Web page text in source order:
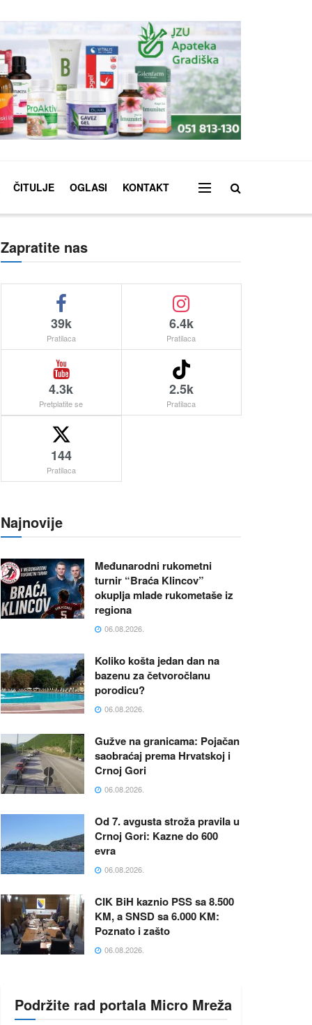
ČITULJE OGLASI KONTAKT
Zapratite nas
39k
Pratilaca
6.4k
Pratilaca
4.3k
Pretplatite se
2.5k
Pratilaca
144
Pratilaca
Najnovije
Međunarodni rukometni
turnir “Braća Klincov”
okuplja mlade rukometaše iz
regiona
06.08.2026.
Koliko košta jedan dan na
bazenu za četvoročlanu
porodicu?
06.08.2026.
Gužve na granicama: Pojačan
saobraćaj prema Hrvatskoj i
Crnoj Gori
06.08.2026.
Od 7. avgusta stroža pravila u
Crnoj Gori: Kazne do 600
evra
06.08.2026.
CIK BiH kaznio PSS sa 8.500
KM, a SNSD sa 6.000 KM:
Poznato i zašto
06.08.2026.
Podržite rad portala Micro Mreža